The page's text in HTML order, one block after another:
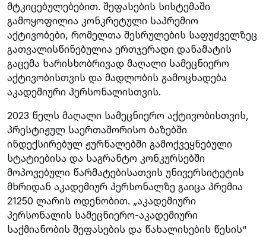
მტკიცებულებებით. შეფასების სისტემაში
გამოყოფილია კონკრეტული საპრემიო
აქტივობები, რომელთა შესრულების საფუძველზეც
გათვალისწინებულია ერთჯერადი დანამატის
გაცემა ხარისხობრივად მაღალი სამეცნიერო
აქტივობისთვის და მადლობის გამოცხადება
აკადემიური პერსონალისთვის.
2023 წელს მაღალი სამეცნიერო აქტივობისთვის,
პრესტიჟულ საერთაშორისო ბაზებში
ინდექსირებულ ჟურნალებში გამოქვეყნებული
სტატიებისა და საგრანტო კონკურსებში
მოპოვებული წარმატებისათვის უნივერსიტეტის
მხრიდან აკადემიურ პერსონალზე გაიცა პრემია
21250 ლარის ოდენობით. „აკადემიური
პერსონალის სამეცნიერო-აკადემიური
საქმიანობის შეფასების და წახალისების წესის“